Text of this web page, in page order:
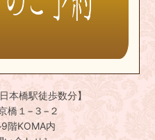
本橋駅徒歩数分】
橋１−３−２
階KOMA内